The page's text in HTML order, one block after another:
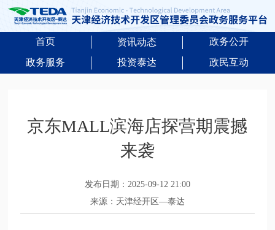
首页 资讯动态
政务公开
政务服务
投资泰达 政民互动
京东MALL滨海店探营期震撼
来袭
发布日期：2025-09-12 21:00
来源：天津经开区—泰达